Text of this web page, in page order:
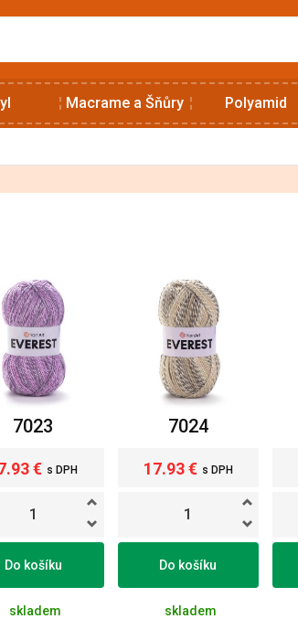
Macrame a Šňůry Polyamid
7023
€ s DPH
Do košíku
skladem
7024
17.93 € s DPH
Do košíku
skladem